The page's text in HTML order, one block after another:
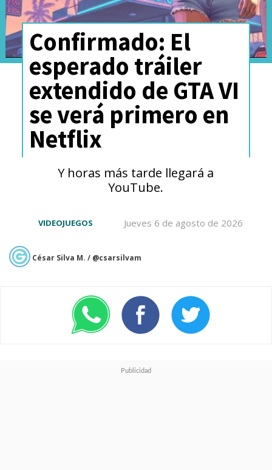
Confirmado: El
esperado tráiler
extendido de GTA VI
se verá primero en
Netflix
Y horas más tarde llegará a
YouTube.
Jueves 6 de agosto de 2026
VIDEOJUEGOS
César Silva M. / @csarsilvam